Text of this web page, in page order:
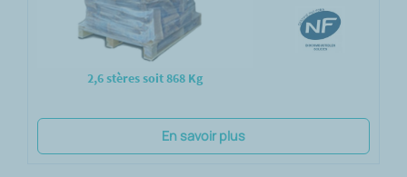
2,6 stères soit 868 Kg
En savoir plus